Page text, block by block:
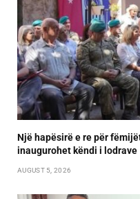
Një hapësirë e re për
inaugurohet këndi i lodrave
AUGUST 5, 2026